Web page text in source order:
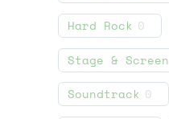
Hard Rock 0
Stage & Screen
Soundtrack 0